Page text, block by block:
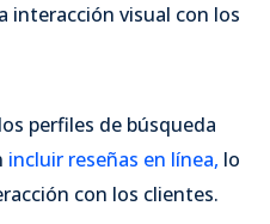
interacción visual con los
perfiles de búsqueda
incluir reseñas en línea, lo
con los clientes.